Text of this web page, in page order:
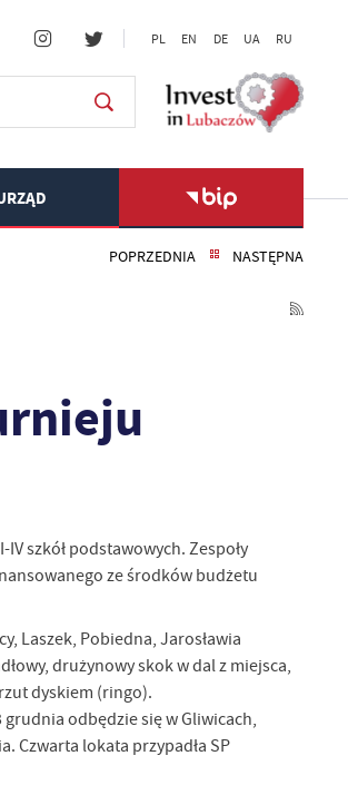
PL EN DE UA RU
POPRZEDNIA NASTĘPNA
szkół podstawowych. Zespoły
ze środków budżetu
Laszek, Pobiedna, Jarosławia
drużynowy skok w dal z miejsca,
dyskiem (ringo).
odbędzie się w Gliwicach,
Czwarta lokata przypadła SP